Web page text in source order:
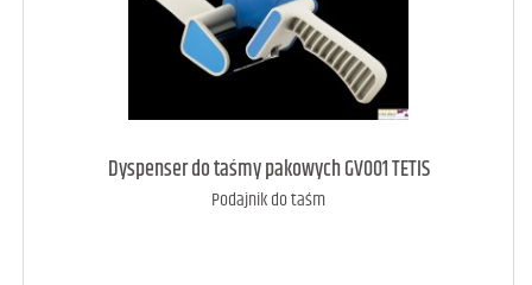
art. raczej dostępny 3
Dyspenser do taśmy pakowych GV001 TETIS
Podajnik do taśm